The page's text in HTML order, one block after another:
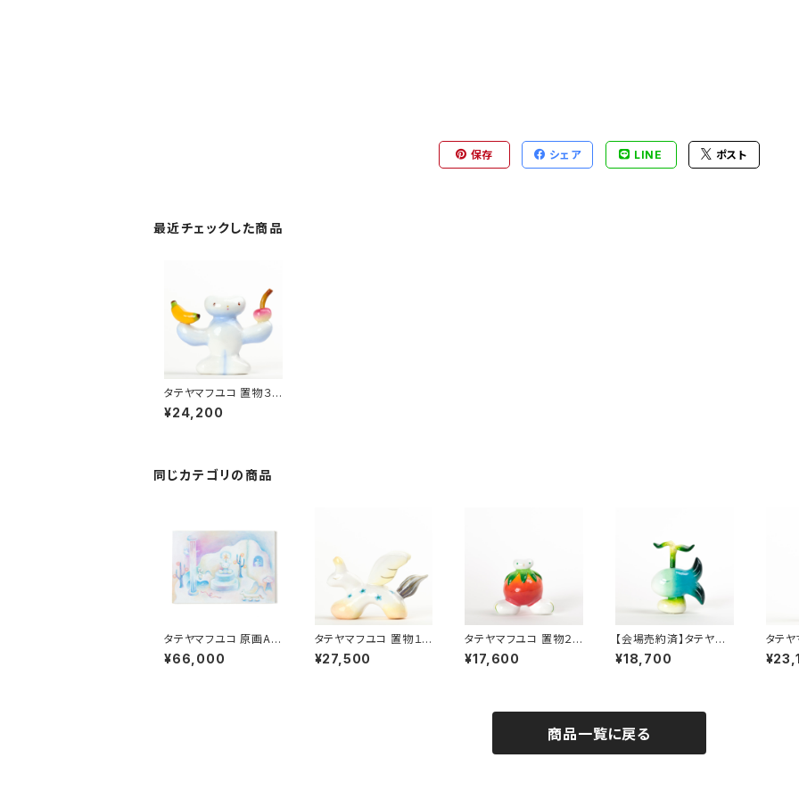
保存 シェア LINE ポスト
最近チェックした商品
タテヤマフユコ 置物３６
「くだものさん」
¥24,200
同じカテゴリの商品
タテヤマフユコ 原画A
「white world」
¥66,000
タテヤマフユコ 置物１
「ペガサス」
¥27,500
タテヤマフユコ 置物２
「トマトキメラ」
¥17,600
【会場売約済】タテヤマ
フユコ 置物３ 「葉っぱ
のあしでか魚」
¥18,700
タテ
「木の
商品一覧に戻る